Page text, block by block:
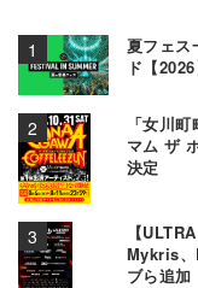
夏フェス
ド【2026
「女川
マム ザ
決定
【
Mykris、
ブら追加